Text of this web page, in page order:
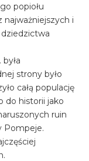
popiołu
i
strony było
całą populację
do historii jako
ruin
Pompeje.